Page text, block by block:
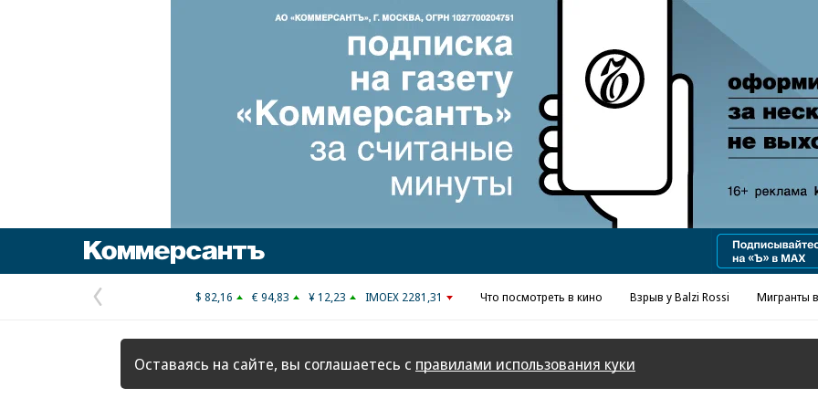
Предыдущая
страница
$ 82,16 € 94,83 ¥ 12,23 IMOEX 2281,31 Что посмотреть в кино Взрыв у Balzi Rossi Мигранты
Оставаясь на сайте, вы соглашаетесь с правилами использования куки